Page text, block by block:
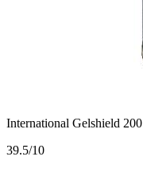
International Gelshield 200
39.5/10